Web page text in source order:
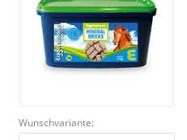
Wunschvariante: